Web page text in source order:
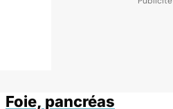
Foie, pancréas